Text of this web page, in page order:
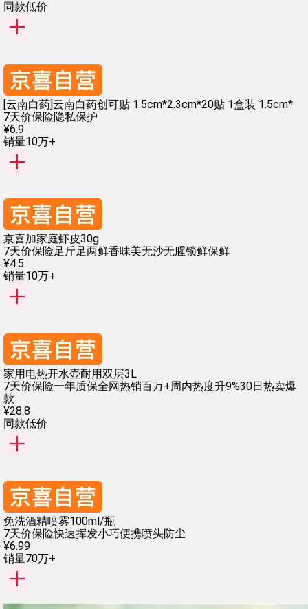
同款低价
[云南白药]云南白药创可贴 1.5cm*2.3cm*20贴 1盒装 1.5cm*
7天价保险隐私保护
¥6.9
销量10万+
京喜加家庭虾皮30g
7天价保险足斤足两鲜香味美无沙无腥锁鲜保鲜
¥4.5
销量10万+
家用电热开水壶耐用双层3L
7天价保险一年质保全网热销百万+周内热度升9%30日热卖爆
款
¥28.8
同款低价
免洗酒精喷雾100ml/瓶
7天价保险快速挥发小巧便携喷头防尘
¥6.99
销量70万+